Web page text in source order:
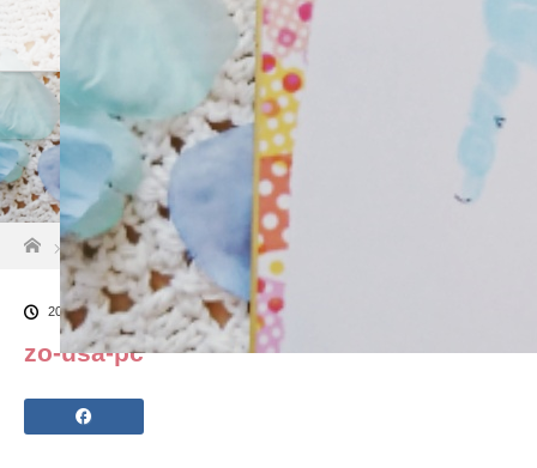
About
ホーム
ブログ一覧 zo-usa-pc
2019.03.20
zo-usa-pc